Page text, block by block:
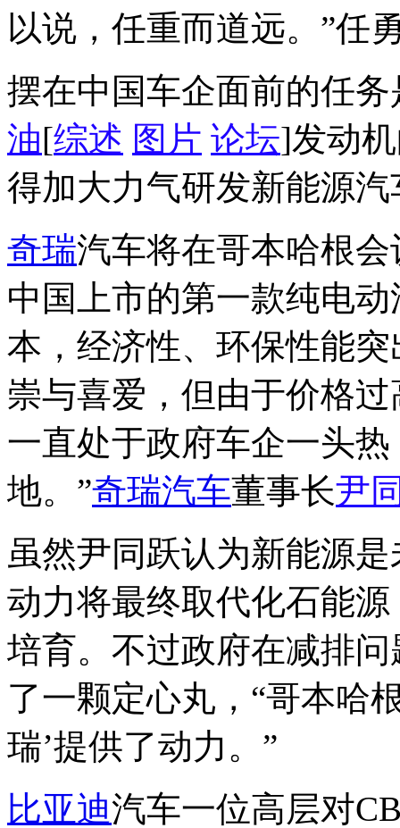
以说，任重而道远。”任
摆在中国车企面前的任
油[综述 图片 论坛]发动
得加大力气研发新能源汽
奇瑞汽车将在哥本哈根
中国上市的第一款纯电
本，经济性、环保性能
崇与喜爱，但由于价格
一直处于政府车企一头
地。”奇瑞汽车董事长尹
虽然尹同跃认为新能源
动力将最终取代化石能
培育。不过政府在减排
了一颗定心丸，“哥本哈
瑞’提供了动力。”
比亚迪汽车一位高层对